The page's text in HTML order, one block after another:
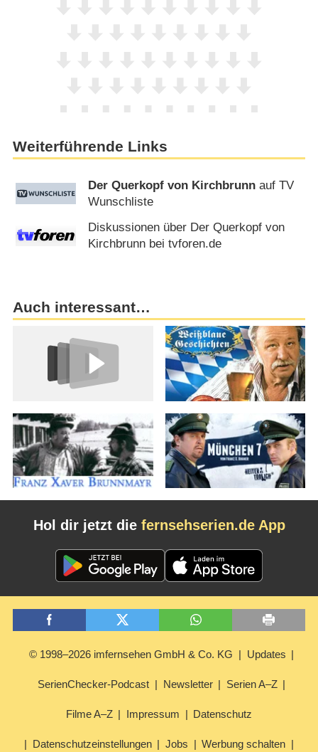
Weiterführende Links
Der Querkopf von Kirchbrunn auf TV
Wunschliste
Diskussionen über Der Querkopf von
Kirchbrunn bei tvforen.de
Auch interessant…
Hol dir jetzt die fernsehserien.de App
© 1998–2026 imfernsehen GmbH & Co. KG Updates
SerienChecker-Podcast Newsletter Serien A–Z
Filme A–Z Impressum Datenschutz
Datenschutzeinstellungen Jobs Werbung schalten